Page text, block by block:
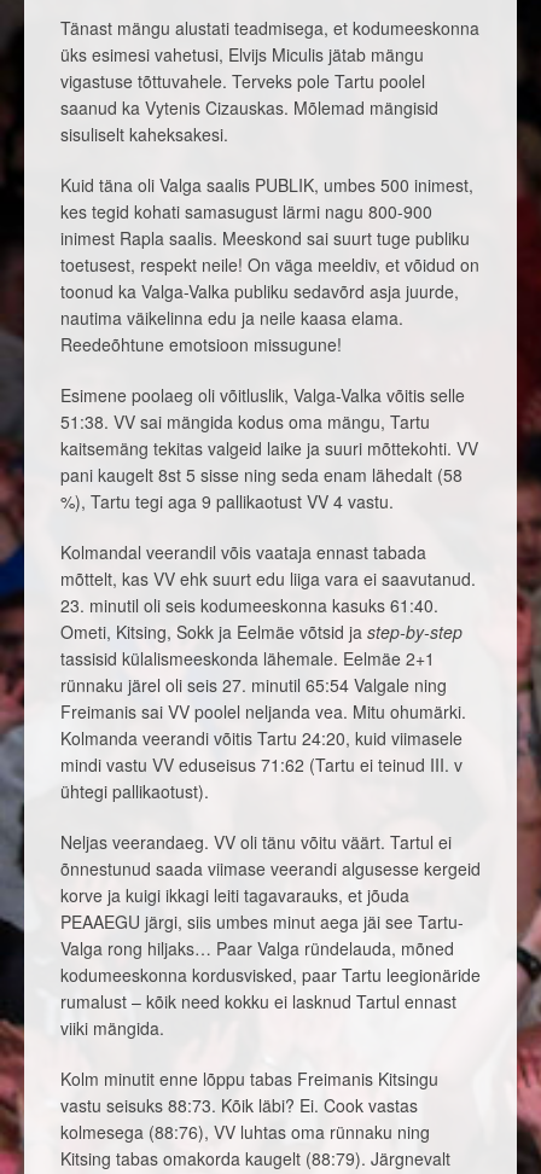
Tänast mängu alustati teadmisega, et kodumeeskonna
üks esimesi vahetusi, Elvijs Miculis jätab mängu
vigastuse tõttuvahele. Terveks pole Tartu poolel
saanud ka Vytenis Cizauskas. Mõlemad mängisid
sisuliselt kaheksakesi.
Kuid täna oli Valga saalis PUBLIK, umbes 500 inimest,
kes tegid kohati samasugust lärmi nagu 800-900
inimest Rapla saalis. Meeskond sai suurt tuge publiku
toetusest, respekt neile! On väga meeldiv, et võidud on
toonud ka Valga-Valka publiku sedavõrd asja juurde,
nautima väikelinna edu ja neile kaasa elama.
Reedeõhtune emotsioon missugune!
Esimene poolaeg oli võitluslik, Valga-Valka võitis selle
51:38. VV sai mängida kodus oma mängu, Tartu
kaitsemäng tekitas valgeid laike ja suuri mõttekohti. VV
pani kaugelt 8st 5 sisse ning seda enam lähedalt (58
%), Tartu tegi aga 9 pallikaotust VV 4 vastu.
Kolmandal veerandil võis vaataja ennast tabada
mõttelt, kas VV ehk suurt edu liiga vara ei saavutanud.
23. minutil oli seis kodumeeskonna kasuks 61:40.
Ometi, Kitsing, Sokk ja Eelmäe võtsid ja step-by-step
tassisid külalismeeskonda lähemale. Eelmäe 2+1
rünnaku järel oli seis 27. minutil 65:54 Valgale ning
Freimanis sai VV poolel neljanda vea. Mitu ohumärki.
Kolmanda veerandi võitis Tartu 24:20, kuid viimasele
mindi vastu VV eduseisus 71:62 (Tartu ei teinud III. v
ühtegi pallikaotust).
Neljas veerandaeg. VV oli tänu võitu väärt. Tartul ei
õnnestunud saada viimase veerandi algusesse kergeid
korve ja kuigi ikkagi leiti tagavarauks, et jõuda
PEAAEGU järgi, siis umbes minut aega jäi see Tartu-
Valga rong hiljaks… Paar Valga ründelauda, mõned
kodumeeskonna kordusvisked, paar Tartu leegionäride
rumalust – kõik need kokku ei lasknud Tartul ennast
viiki mängida.
Kolm minutit enne lõppu tabas Freimanis Kitsingu
vastu seisuks 88:73. Kõik läbi? Ei. Cook vastas
kolmesega (88:76), VV luhtas oma rünnaku ning
Kitsing tabas omakorda kaugelt (88:79). Järgnevalt